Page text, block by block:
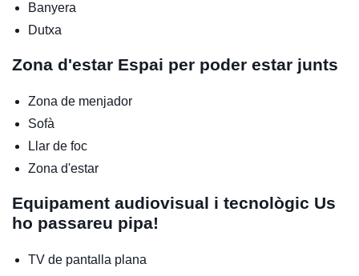
Banyera
Dutxa
Zona d'estar Espai per poder estar junts
Zona de menjador
Sofà
Llar de foc
Zona d'estar
Equipament audiovisual i tecnològic Us
ho passareu pipa!
TV de pantalla plana